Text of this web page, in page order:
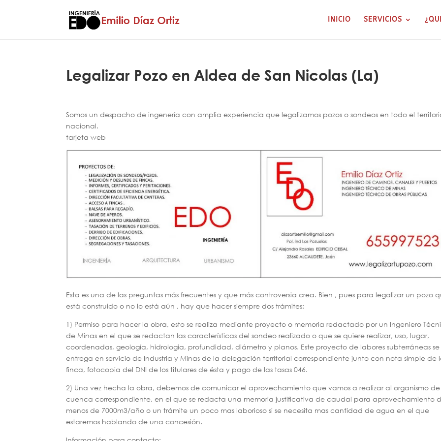
INICIO SERVICIOS
Legalizar Pozo en Aldea de San Nicolas (La)
Somos un despacho de ingenería con amplia experiencia que legalizamos pozos o sondeos en todo el
nacional.
tarjeta web
Esta es una de las preguntas más frecuentes y que más controversia crea. Bien , pues para legalizar un pozo
está construido o no lo está aún , hay que hacer siempre dos trámites:
1) Permiso para hacer la obra, esto se realiza mediante proyecto o memoria redactado por un Ingeniero
de Minas en el que se redactan las características del sondeo realizado o que se quiere realizar, uso, lugar,
coordenadas, geología, hidrologia, profundidad, diámetro y planos. Este proyecto de labores subterráneas se
entrega en servicio de Industria y Minas de la delegación territorial correspondiente junto con nota simple de
finca, fotocopia del DNI de los titulares de ésta y pago de las tasas 046.
2) Una vez hecha la obra, debemos de comunicar el aprovechamiento que vamos a realizar al organismo de
cuenca correspondiente, en el que se redacta una memoria justificativa de caudal para aprovechamiento
menos de 7000m3/año o un trámite un poco mas laborioso si se necesita mas cantidad de agua en el que
estaremos hablando de una concesión.